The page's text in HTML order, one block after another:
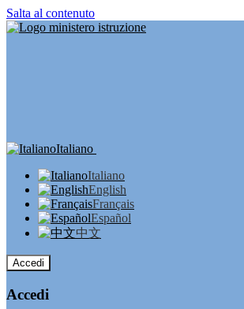
Salta al contenuto
Italiano
Italiano
English
Français
Español
中文
Accedi
Accedi